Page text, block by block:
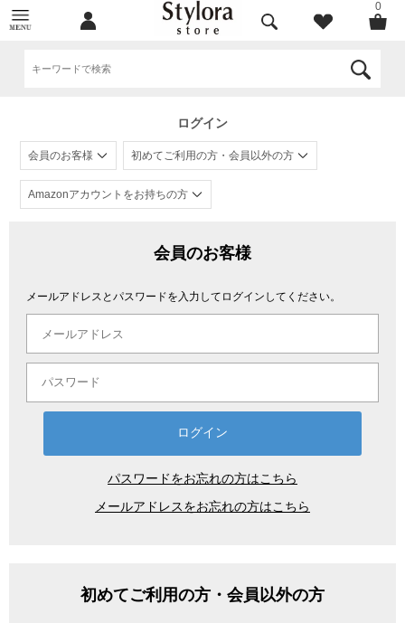
0
ログイン
会員のお客様 初めてご利用の方・会員以外の方
Amazonアカウントをお持ちの方
会員のお客様
メールアドレスとパスワードを入力してログインしてください。
パスワードをお忘れの方はこちら
メールアドレスをお忘れの方はこちら
初めてご利用の方・会員以外の方